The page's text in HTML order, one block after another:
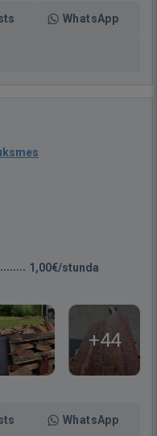
WhatsApp
1,00€/stunda
+44
WhatsApp